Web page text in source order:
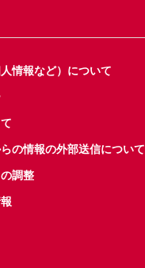
情報など）について
の情報の外部送信について
調整